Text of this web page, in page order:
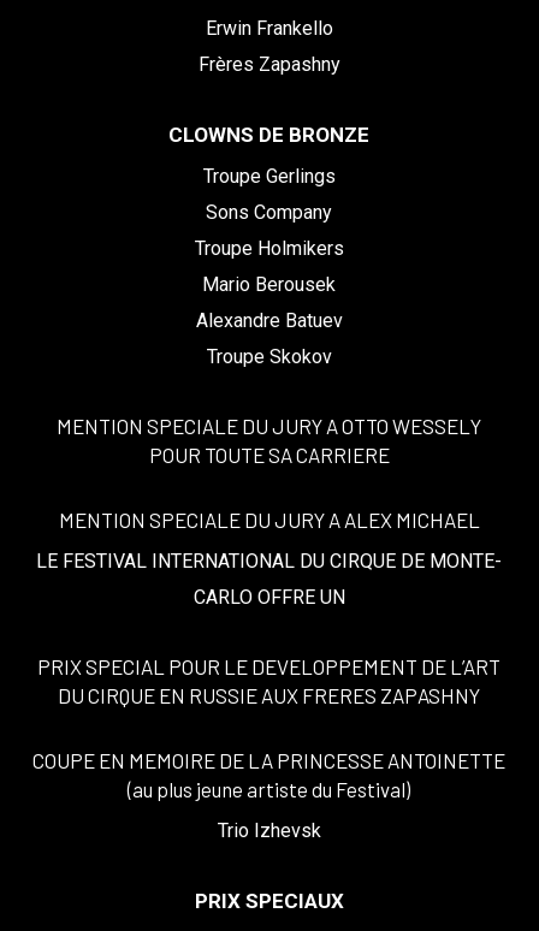
Erwin Frankello
Frères Zapashny
CLOWNS DE BRONZE
Troupe Gerlings
Sons Company
Troupe Holmikers
Mario Berousek
Alexandre Batuev
Troupe Skokov
MENTION SPECIALE DU JURY A OTTO WESSELY
POUR TOUTE SA CARRIERE
MENTION SPECIALE DU JURY A ALEX MICHAEL
LE FESTIVAL INTERNATIONAL DU CIRQUE DE MONTE-
CARLO OFFRE UN
PRIX SPECIAL POUR LE DEVELOPPEMENT DE L’ART
DU CIRQUE EN RUSSIE AUX FRERES ZAPASHNY
COUPE EN MEMOIRE DE LA PRINCESSE ANTOINETTE
(au plus jeune artiste du Festival)
Trio Izhevsk
PRIX SPECIAUX